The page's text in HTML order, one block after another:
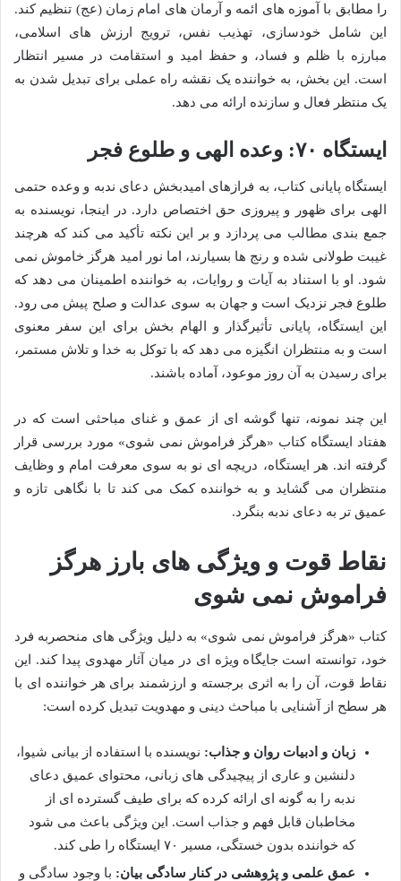
را مطابق با آموزه های ائمه و آرمان های امام زمان (عج) تنظیم کند.
این شامل خودسازی، تهذیب نفس، ترویج ارزش های اسلامی،
مبارزه با ظلم و فساد، و حفظ امید و استقامت در مسیر انتظار
است. این بخش، به خواننده یک نقشه راه عملی برای تبدیل شدن به
یک منتظر فعال و سازنده ارائه می دهد.
ایستگاه ۷۰: وعده الهی و طلوع فجر
ایستگاه پایانی کتاب، به فرازهای امیدبخش دعای ندبه و وعده حتمی
الهی برای ظهور و پیروزی حق اختصاص دارد. در اینجا، نویسنده به
جمع بندی مطالب می پردازد و بر این نکته تأکید می کند که هرچند
غیبت طولانی شده و رنج ها بسیارند، اما نور امید هرگز خاموش نمی
شود. او با استناد به آیات و روایات، به خواننده اطمینان می دهد که
طلوع فجر نزدیک است و جهان به سوی عدالت و صلح پیش می رود.
این ایستگاه، پایانی تأثیرگذار و الهام بخش برای این سفر معنوی
است و به منتظران انگیزه می دهد که با توکل به خدا و تلاش مستمر،
برای رسیدن به آن روز موعود، آماده باشند.
این چند نمونه، تنها گوشه ای از عمق و غنای مباحثی است که در
هفتاد ایستگاه کتاب «هرگز فراموش نمی شوی» مورد بررسی قرار
گرفته اند. هر ایستگاه، دریچه ای نو به سوی معرفت امام و وظایف
منتظران می گشاید و به خواننده کمک می کند تا با نگاهی تازه و
عمیق تر به دعای ندبه بنگرد.
نقاط قوت و ویژگی های بارز هرگز
فراموش نمی شوی
کتاب «هرگز فراموش نمی شوی» به دلیل ویژگی های منحصربه فرد
خود، توانسته است جایگاه ویژه ای در میان آثار مهدوی پیدا کند. این
نقاط قوت، آن را به اثری برجسته و ارزشمند برای هر خواننده ای با
هر سطح از آشنایی با مباحث دینی و مهدویت تبدیل کرده است:
زبان و ادبیات روان و جذاب: نویسنده با استفاده از بیانی شیوا،
دلنشین و عاری از پیچیدگی های زبانی، محتوای عمیق دعای
ندبه را به گونه ای ارائه کرده که برای طیف گسترده ای از
مخاطبان قابل فهم و جذاب است. این ویژگی باعث می شود
که خواننده بدون خستگی، مسیر ۷۰ ایستگاه را طی کند.
عمق علمی و پژوهشی در کنار سادگی بیان: با وجود سادگی و